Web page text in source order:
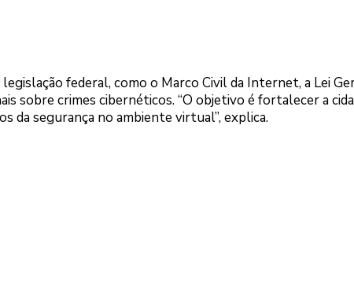
federal, como o Marco Civil da Internet, a Lei
sobre crimes cibernéticos. “O objetivo é fortalecer a
da segurança no ambiente virtual”, explica.